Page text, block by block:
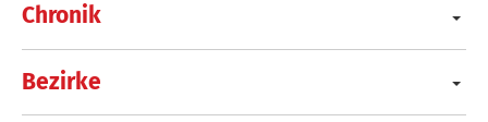
Chronik
Bezirke